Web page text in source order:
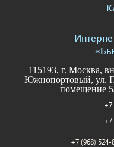
115193, г. Москва,
Южнопортовый, ул.
помещение
+7
+7
+7 (968) 524-